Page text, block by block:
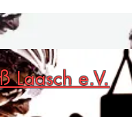
Laasch e.V.